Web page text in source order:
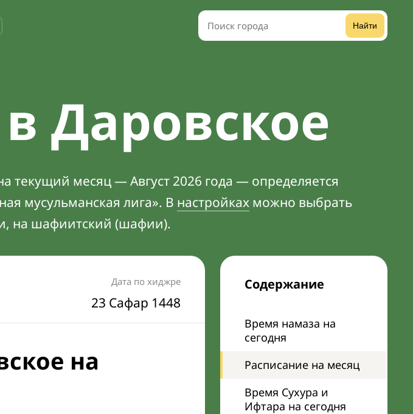
Найти
Даровское
текущий месяц — Август 2026 года — определяется
мусульманская лига». В настройках можно выбрать
на шафиитский (шафии).
Содержание
Время намаза на
сегодня
Расписание на месяц
Время Сухура и
Ифтара на сегодня
Дата по хиджре
23 Сафар 1448
на